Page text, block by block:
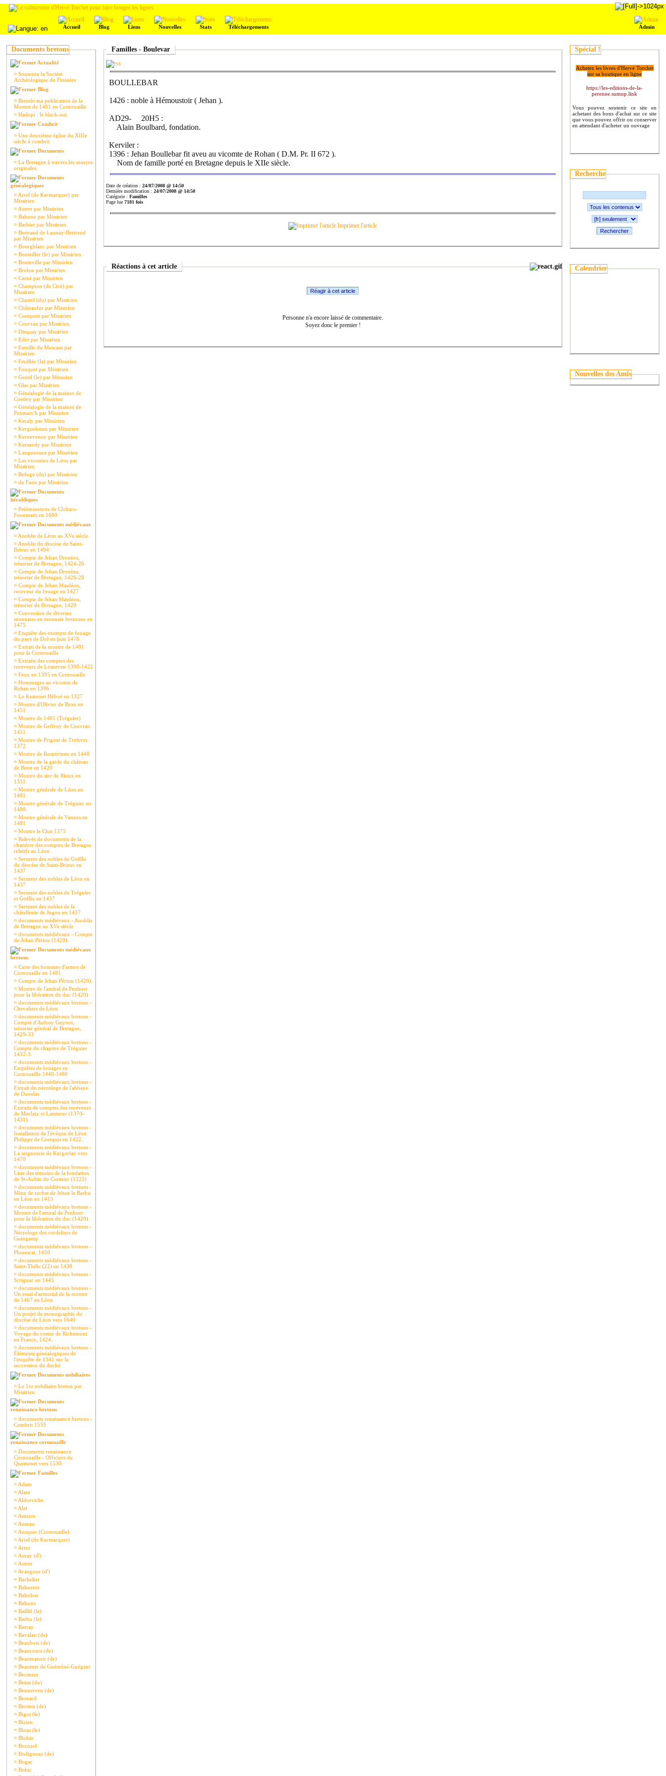
Admin
Accueil Blog Liens Nouvelles Stats Téléchargements
Documents bretons
Actualité
¤ Soutenez la Société
Archéologique du Finistère
Blog
¤ Bientôt ma publication de la
Montre de 1481 en Cornouaille
¤ Hadopi : le black-out
Combrit
¤ Une deuxième église du XIIIe
siècle à combrit
Documents
¤ La Bretagne à travers les sources
originales.
Documents
généalogiques
¤ Arrel (de Kermarquer) par
Missirien
¤ Autret par Missirien
¤ Bahuno par Missirien
¤ Barbier par Missirien
¤ Bertrand de Launay-Bertrand
par Missirien
¤ Bourgblanc par Missirien
¤ Bouteiller (le) par Missirien
¤ Bouteville par Missirien
¤ Brulon par Missirien
¤ Carné par Missirien
¤ Champion (de Cicé) par
Missirien
¤ Chastel (du) par Missirien
¤ Châteaufur par Missirien
¤ Coetquen par Missirien
¤ Couvran par Missirien
¤ Disquay par Missirien
¤ Eder par Missirien
¤ Famille du Mescam par
Missirien
¤ Feuillée (la) par Missirien
¤ Fouquet par Missirien
¤ Gentil (le) par Missirien
¤ Glas par Missirien
¤ Généalogie de la maison de
Coetivy par Missirien
¤ Généalogie de la maison de
Penmarc'h par Missirien
¤ Keraly par Missirien
¤ Kerguelenen par Missirien
¤ Kernevenoy par Missirien
¤ Kersaudy par Missirien
¤ Langueouez par Missirien
¤ Les vicomtes de Léon par
Missirien
¤ Refuge (du) par Missirien
¤ du Faou par Missirien
Documents
héraldiques
¤ Prééminences de Clohars-
Fouesnant en 1680
Documents médiévaux
¤ Anoblis de Léon au XVe siècle
¤ Anoblis du diocèse de Saint-
Brieuc en 1494
¤ Compte de Jehan Droniou,
trésorier de Bretagne, 1424-26
¤ Compte de Jehan Droniou,
trésorier de Bretagne, 1426-28
¤ Compte de Jehan Mauléon,
receveur du fouage en 1427
¤ Compte de Jehan Mauléon,
trésorier de Bretagne, 1429
¤ Conversion de diverses
monnaies en monnaie bretonne en
1475
¤ Enquête des exempts de fouage
du pays de Dol en juin 1478.
¤ Extrait de la montre de 1481
pour la Cornouaille
¤ Extraits des comptes des
receveurs de Lesneven 1398-1422
¤ Feux en 1395 en Cornouaille
¤ Hommages au vicomte de
Rohan en 1396
¤ Le Kemenet Héboé en 1327
¤ Montre d'Olivier de Bron en
1451
¤ Montre de 1481 (Tréguier)
¤ Montre de Geffroy de Couvran
1451
¤ Montre de Prigent de Trelever
1372
¤ Montre de Rosnivinen en 1448
¤ Montre de la garde du château
de Brest en 1420
¤ Montre du sire de Rieux en
1351
¤ Montre générale de Léon en
1481
¤ Montre générale de Tréguier en
1480.
¤ Montre générale de Vannes en
1481
¤ Montre le Chat 1375
¤ Relevés de documents de la
chambre des comptes de Bretagne
relatifs au Léon
¤ Serment des nobles de Goëllo
du diocèse de Saint-Brieuc en
1437
¤ Serment des nobles de Léon en
1437
¤ Serment des nobles de Tréguier
et Goëllo en 1437
¤ Serment des nobles de la
châtellenie de Jugon en 1437
¤ documents médiévaux - Anoblis
de Bretagne au XVe siècle
¤ documents médiévaux - Compte
de Jehan Périou (1420).
Documents médiévaux
bretons
¤ Carte des hommes d'armes de
Cornouaille en 1481
¤ Compte de Jehan Périou (1420).
¤ Montre de l'amiral de Penhoet
pour la libération du duc (1420)
¤ documents médiévaux bretons -
Chevaliers de Léon
¤ documents médiévaux bretons -
Compte d'Aufroy Guynot,
trésorier général de Bretagne,
1429-33
¤ documents médiévaux bretons -
Compte du chapitre de Tréguier
1432-3.
¤ documents médiévaux bretons -
Enquêtes de fouages en
Cornouaille 1440-1480
¤ documents médiévaux bretons -
Extrait du nécrologe de l'abbaye
de Daoulas
¤ documents médiévaux bretons -
Extraits de comptes des receveurs
de Morlaix et Lanmeur (1370-
1431).
¤ documents médiévaux bretons -
Installation de l'évêque de Léon
Philippe de Coetquis en 1422.
¤ documents médiévaux bretons -
La seigneurie de Kergorlay vers
1470
¤ documents médiévaux bretons -
Liste des témoins de la fondation
de St-Aubin du Cormier (1225)
¤ documents médiévaux bretons -
Minu de rachat de Jehan le Barbu
en Léon en 1413
¤ documents médiévaux bretons -
Montre de l'amiral de Penhoet
pour la libération du duc (1420)
¤ documents médiévaux bretons -
Nécrologe des cordeliers de
Guingamp
¤ documents médiévaux bretons -
Plouescat, 1450
¤ documents médiévaux bretons -
Saint-Thélo (22) en 1438
¤ documents médiévaux bretons -
Scrignac en 1445
¤ documents médiévaux bretons -
Un essai d'armorial de la montre
de 1467 en Léon
¤ documents médiévaux bretons -
Un projet de monographie du
diocèse de Léon vers 1640
¤ documents médiévaux bretons -
Voyage du comte de Richemont
en France, 1424.
¤ documents médiévaux bretons -
Éléments généalogiques de
l'enquête de 1341 sur la
succession du duché
Documents nobiliaires
¤ Le 1er nobiliaire breton par
Missirien
Documents
renaissance bretons
¤ documents renaissance bretons -
Combrit 1559
Documents
renaissance cornouaille
¤ Documents renaissance
Cornouaille - Officiers du
Quemenet vers 1530.
Familles
¤ Adam
¤ Alain
¤ Aldroviche
¤ Alet
¤ Amezre
¤ Anseau
¤ Ansquer (Cornouaille)
¤ Arrel (de Kermarquer)
¤ Artur
¤ Auray (d')
¤ Autret
¤ Avaugour (d')
¤ Bachelier
¤ Bahuezre
¤ Bahulost
¤ Bahuno
¤ Baillif (le)
¤ Barbu (le)
¤ Barray
¤ Bavalan (de)
¤ Beaubois (de)
¤ Beaucours (de)
¤ Beaumanoir (de)
¤ Beaumer de Guéméné-Guégant
¤ Becmeur
¤ Beisit (du)
¤ Bennerven (de)
¤ Bernard
¤ Berrien (de)
¤ Bigot (le)
¤ Bizien
¤ Bloas (le)
¤ Blohio
¤ Bocozel
¤ Bodigneau (de)
¤ Bogar
¤ Bohic
Familles - Boulevar
BOULLEBAR
1426 : noble à Hémoustoir ( Jehan ).
AD29- 20H5 :
Alain Boulbard, fondation.
Kerviler :
1396 : Jehan Boullebar fit aveu au vicomte de Rohan ( D.M. Pr. II 672 ).
Nom de famille porté en Bretagne depuis le XIIe siècle.
Date de création : 24/07/2008 @ 14:50
Dernière modification : 24/07/2008 @ 14:50
Catégorie : Familles
Page lue 7181 fois
Imprimer l'article
Réactions à cet article
Réagir à cet article
Personne n'a encore laissé de commentaire.
Soyez donc le premier !
Spécial !
Achetez les livres d'Hervé Torchet
sur sa boutique en ligne
https://les-editions-de-la-
perenne.sumup.link
Vous pouvez soutenir ce site en
achetant des bons d'achat sur ce site
que vous pouvez offrir ou conserver
en attendant d'acheter un ouvrage
Recherche
Rechercher
Calendrier
Nouvelles des Amis